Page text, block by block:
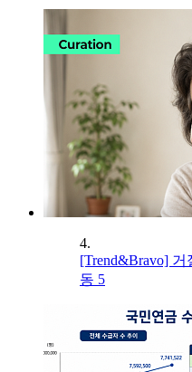
4.
[Trend&Bravo]
동 5